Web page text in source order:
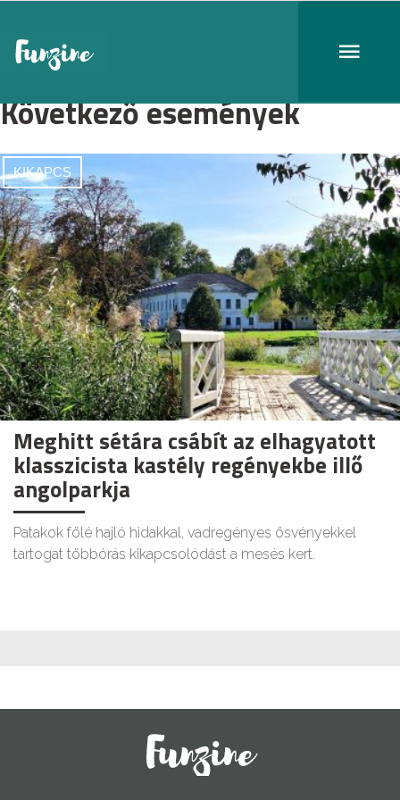
Következő események
KIKAPCS
Meghitt sétára csábít az elhagyatott
klasszicista kastély regényekbe illő
angolparkja
Patakok fölé hajló hidakkal, vadregényes ösvényekkel
tartogat többórás kikapcsolódást a mesés kert.